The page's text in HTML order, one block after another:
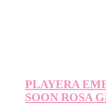
PLAYERA
SOON ROSA